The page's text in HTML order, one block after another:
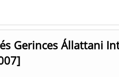
Gerinces Állattani